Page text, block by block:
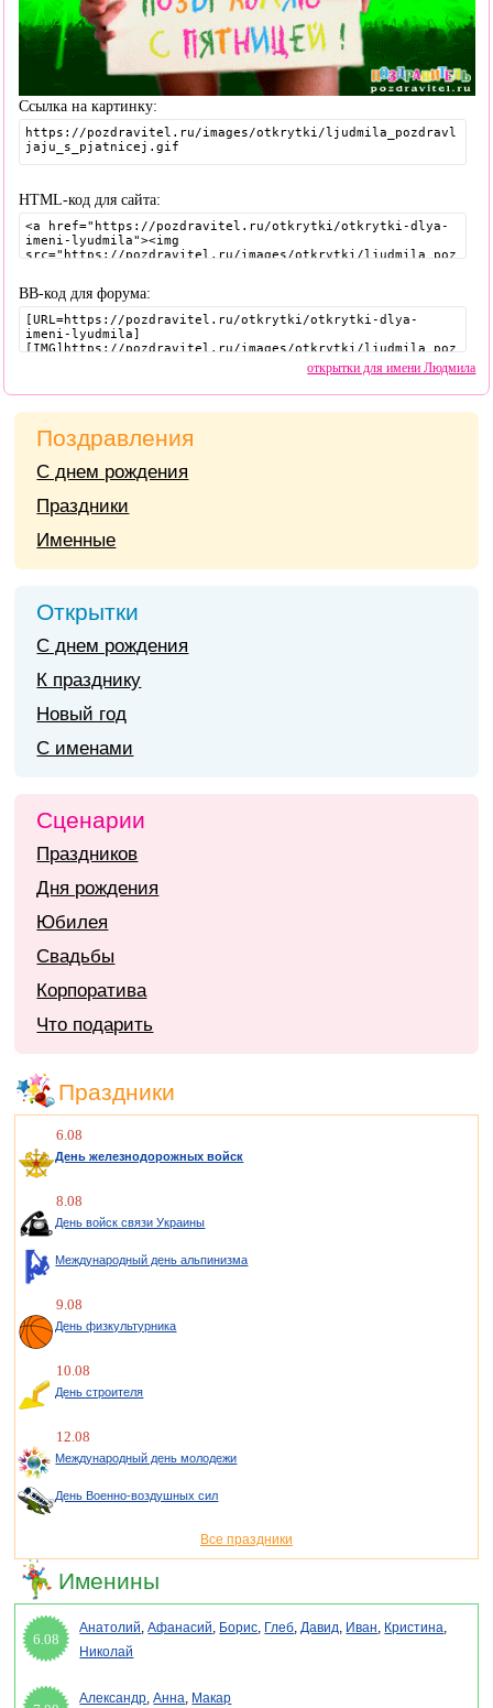
Ссылка на картинку:
HTML-код для сайта:
BB-код для форума:
открытки для имени Людмила
Поздравления
С днем рождения
Праздники
Именные
Открытки
С днем рождения
К празднику
Новый год
С именами
Сценарии
Праздников
Дня рождения
Юбилея
Свадьбы
Корпоратива
Что подарить
Праздники
6.08
День железнодорожных войск
8.08
День войск связи Украины
Международный день альпинизма
9.08
День физкультурника
10.08
День строителя
12.08
Международный день молодежи
День Военно-воздушных сил
Все праздники
Именины
6.08
Анатолий,Афанасий, Борис, Глеб,Давид, Иван, Кристина,
Николай
Александр,Анна, Макар